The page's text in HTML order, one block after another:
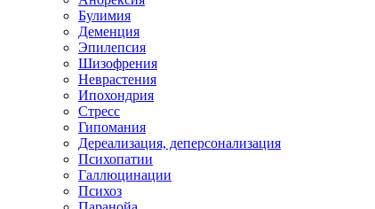
Булимия
Деменция
Эпилепсия
Шизофрения
Неврастения
Ипохондрия
Стресс
Гипомания
Дереализация, деперсонализация
Психопатии
Галлюцинации
Психоз